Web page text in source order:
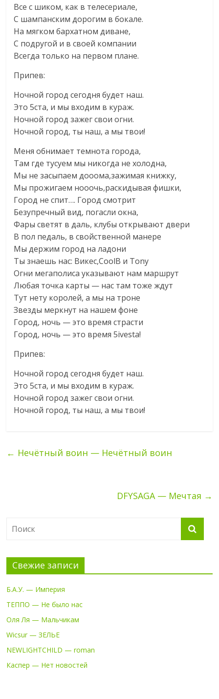
Все с шиком, как в телесериале,
С шампанским дорогим в бокале.
На мягком бархатном диване,
С подругой и в своей компании
Всегда только на первом плане.
Припев:
Ночной город сегодня будет наш.
Это 5ста, и мы входим в кураж.
Ночной город зажег свои огни.
Ночной город, ты наш, а мы твои!
Меня обнимает темнота города,
Там где тусуем мы никогда не холодна,
Мы не засыпаем дооома,зажимая книжку,
Мы прожигаем нооочь,раскидывая фишки,
Город не спит…. Город смотрит
Безупречный вид, погасли окна,
Фары светят в даль, клубы открывают двери
В пол педаль, в свойственной манере
Мы держим город на ладони
Ты знаешь нас: Викес,CoolB и Тоnу
Огни мегаполиса указывают нам маршрут
Любая точка карты — нас там тоже ждут
Тут нету королей, а мы на троне
Звезды меркнут на нашем фоне
Город, ночь — это время страсти
Город, ночь — это время 5ivesta!
Припев:
Ночной город сегодня будет наш.
Это 5ста, и мы входим в кураж.
Ночной город зажег свои огни.
Ночной город, ты наш, а мы твои!
← Нечётный воин — Нечётный воин
DFYSAGA — Мечтая →
Свежие записи
Б.А.У. — Империя
ТЕППО — Не было нас
Оля Ля — Мальчикам
Wicsur — ЗЕЛЬЕ
NEWLIGHTCHILD — roman
Каспер — Нет новостей